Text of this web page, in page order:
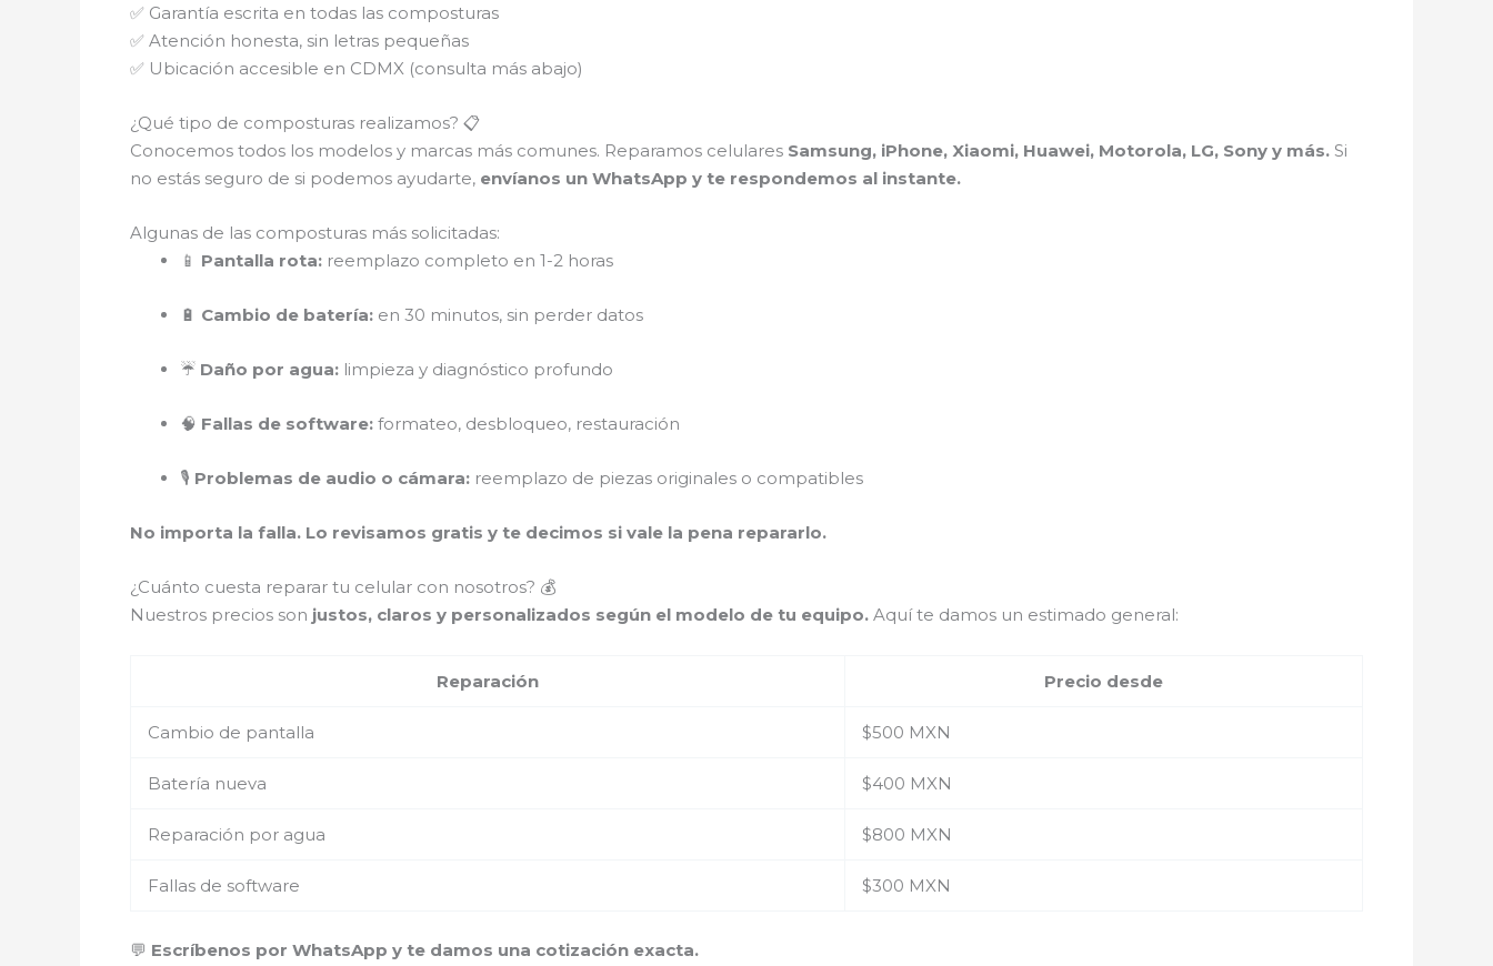
✅ Garantía escrita en todas las composturas
✅ Atención honesta, sin letras pequeñas
✅ Ubicación accesible en CDMX (consulta más abajo)
¿Qué tipo de composturas realizamos? 📋
Conocemos todos los modelos y marcas más comunes. Reparamos celulares Samsung, iPhone, Xiaomi, Huawei, Motorola, LG, Sony y más. Si
no estás seguro de si podemos ayudarte, envíanos un WhatsApp y te respondemos al instante.
Algunas de las composturas más solicitadas:
📱 Pantalla rota: reemplazo completo en 1-2 horas
🔋 Cambio de batería: en 30 minutos, sin perder datos
☔ Daño por agua: limpieza y diagnóstico profundo
🧠 Fallas de software: formateo, desbloqueo, restauración
🎙️ Problemas de audio o cámara: reemplazo de piezas originales o compatibles
No importa la falla. Lo revisamos gratis y te decimos si vale la pena repararlo.
¿Cuánto cuesta reparar tu celular con nosotros? 💰
Nuestros precios son justos, claros y personalizados según el modelo de tu equipo. Aquí te damos un estimado general:
Reparación Precio desde
Cambio de pantalla $500 MXN
Batería nueva $400 MXN
Reparación por agua $800 MXN
Fallas de software $300 MXN
💬 Escríbenos por WhatsApp y te damos una cotización exacta.